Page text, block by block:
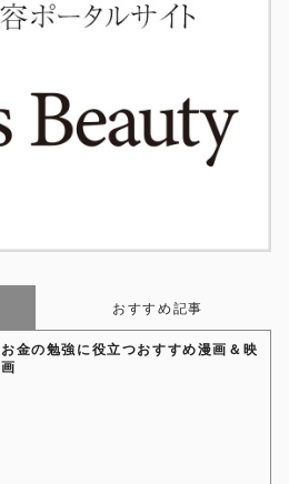
おすすめ記事
お金の勉強に役立つおすすめ漫画＆映
画